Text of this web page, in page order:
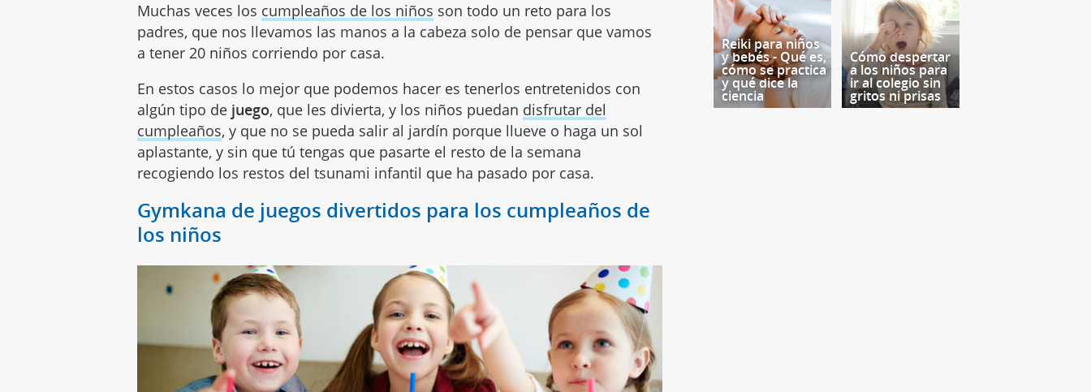
Muchas veces los cumpleaños de los niños son todo un reto para los
padres, que nos llevamos las manos a la cabeza solo de pensar que vamos
a tener 20 niños corriendo por casa.
En estos casos lo mejor que podemos hacer es tenerlos entretenidos con
algún tipo de juego, que les divierta, y los niños puedan disfrutar del
cumpleaños, y que no se pueda salir al jardín porque llueve o haga un sol
aplastante, y sin que tú tengas que pasarte el resto de la semana
recogiendo los restos del tsunami infantil que ha pasado por casa.
Gymkana de juegos divertidos para los cumpleaños de
los niños
Reiki para niños
y bebés - Qué es,
cómo se practica
y qué dice la
ciencia
Cómo despertar
a los niños para
ir al colegio sin
gritos ni prisas